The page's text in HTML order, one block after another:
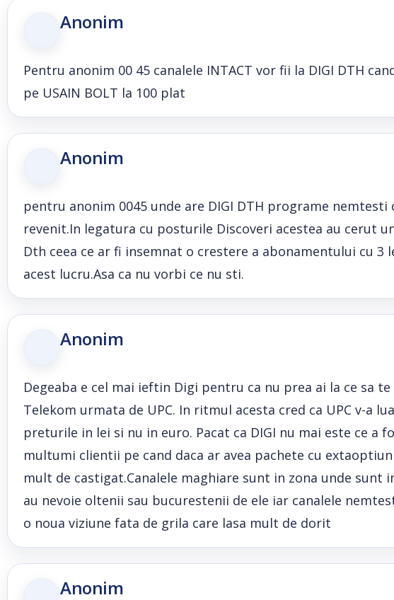
Anonim
Pentru anonim 00 45 canalele INTACT vor fii la DIGI DTH
pe USAIN BOLT la 100 plat
Anonim
pentru anonim 0045 unde are DIGI DTH programe
revenit.In legatura cu posturile Discoveri acestea au cerut
Dth ceea ce ar fi insemnat o crestere a abonamentului cu
acest lucru.Asa ca nu vorbi ce nu sti.
Anonim
Degeaba e cel mai ieftin Digi pentru ca nu prea ai la ce sa
Telekom urmata de UPC. In ritmul acesta cred ca UPC v-a
preturile in lei si nu in euro. Pacat ca DIGI nu mai este ce a
multumi clientii pe cand daca ar avea pachete cu
mult de castigat.Canalele maghiare sunt in zona unde sunt
au nevoie oltenii sau bucurestenii de ele iar canalele
o noua viziune fata de grila care lasa mult de dorit
Anonim